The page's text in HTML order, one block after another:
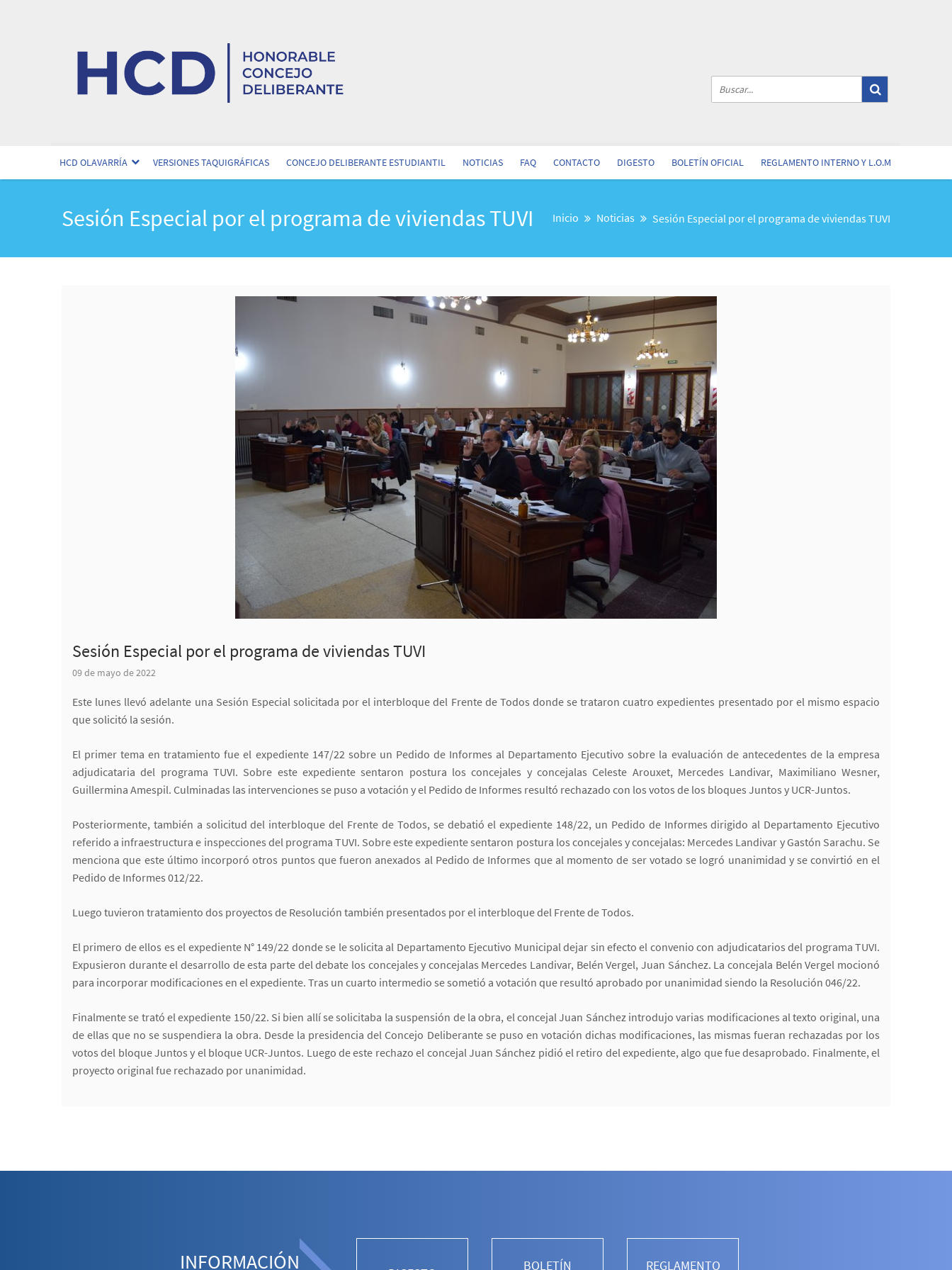
HCD OLAVARRÍA VERSIONES TAQUIGRÁFICAS CONCEJO DELIBERANTE ESTUDIANTIL NOTICIAS FAQ CONTACTO DIGESTO BOLETÍN OFICIAL REGLAMENTO INTERNO Y L.O.M
Sesión Especial por el programa de viviendas TUVI Inicio Noticias Sesión Especial por el programa de viviendas TUVI
Sesión Especial por el programa de viviendas TUVI
09 de mayo de 2022
Este lunes llevó adelante una Sesión Especial solicitada por el interbloque del Frente de Todos donde se trataron cuatro expedientes presentado por el mismo espacio
que solicitó la sesión.
El primer tema en tratamiento fue el expediente 147/22 sobre un Pedido de Informes al Departamento Ejecutivo sobre la evaluación de antecedentes de la empresa
adjudicataria del programa TUVI. Sobre este expediente sentaron postura los concejales y concejalas Celeste Arouxet, Mercedes Landivar, Maximiliano Wesner,
Guillermina Amespil. Culminadas las intervenciones se puso a votación y el Pedido de Informes resultó rechazado con los votos de los bloques Juntos y UCR-Juntos.
Posteriormente, también a solicitud del interbloque del Frente de Todos, se debatió el expediente 148/22, un Pedido de Informes dirigido al Departamento Ejecutivo
referido a infraestructura e inspecciones del programa TUVI. Sobre este expediente sentaron postura los concejales y concejalas: Mercedes Landivar y Gastón Sarachu. Se
menciona que este último incorporó otros puntos que fueron anexados al Pedido de Informes que al momento de ser votado se logró unanimidad y se convirtió en el
Pedido de Informes 012/22.
Luego tuvieron tratamiento dos proyectos de Resolución también presentados por el interbloque del Frente de Todos.
El primero de ellos es el expediente N° 149/22 donde se le solicita al Departamento Ejecutivo Municipal dejar sin efecto el convenio con adjudicatarios del programa TUVI.
Expusieron durante el desarrollo de esta parte del debate los concejales y concejalas Mercedes Landivar, Belén Vergel, Juan Sánchez. La concejala Belén Vergel mocionó
para incorporar modificaciones en el expediente. Tras un cuarto intermedio se sometió a votación que resultó aprobado por unanimidad siendo la Resolución 046/22.
Finalmente se trató el expediente 150/22. Si bien allí se solicitaba la suspensión de la obra, el concejal Juan Sánchez introdujo varias modificaciones al texto original, una
de ellas que no se suspendiera la obra. Desde la presidencia del Concejo Deliberante se puso en votación dichas modificaciones, las mismas fueran rechazadas por los
votos del bloque Juntos y el bloque UCR-Juntos. Luego de este rechazo el concejal Juan Sánchez pidió el retiro del expediente, algo que fue desaprobado. Finalmente, el
proyecto original fue rechazado por unanimidad.
INFORMACIÓN BOLETÍN REGLAMENTO